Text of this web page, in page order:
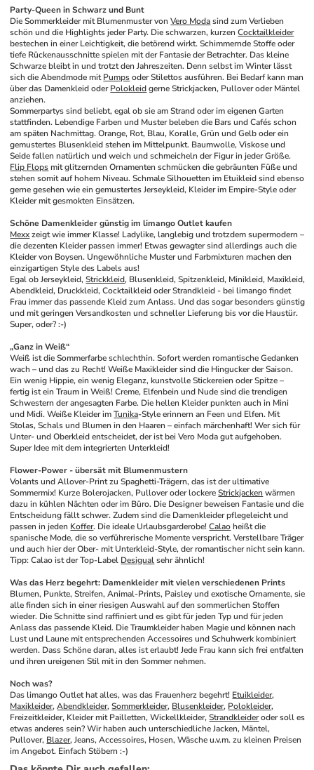
Party-Queen in Schwarz und Bunt
Die Sommerkleider mit Blumenmuster von Vero Moda sind zum Verlieben
schön und die Highlights jeder Party. Die schwarzen, kurzen Cocktailkleider
bestechen in einer Leichtigkeit, die betörend wirkt. Schimmernde Stoffe oder
tiefe Rückenausschnitte spielen mit der Fantasie der Betrachter. Das kleine
Schwarze bleibt in und trotzt den Jahreszeiten. Denn selbst im Winter lässt
sich die Abendmode mit Pumps oder Stilettos ausführen. Bei Bedarf kann man
über das Damenkleid oder Polokleid gerne Strickjacken, Pullover oder Mäntel
anziehen.
Sommerpartys sind beliebt, egal ob sie am Strand oder im eigenen Garten
stattfinden. Lebendige Farben und Muster beleben die Bars und Cafés schon
am späten Nachmittag. Orange, Rot, Blau, Koralle, Grün und Gelb oder ein
gemustertes Blusenkleid stehen im Mittelpunkt. Baumwolle, Viskose und
Flip Flops mit glitzernden Ornamenten schmücken die gebräunten Füße und
stehen somit auf hohem Niveau. Schmale Silhouetten im Etuikleid sind ebenso
gerne gesehen wie ein gemustertes Jerseykleid, Kleider im Empire-Style oder
Kleider mit gesmokten Einsätzen.
Schöne Damenkleider günstig im limango Outlet kaufen
Mexx zeigt wie immer Klasse! Ladylike, langlebig und trotzdem supermodern –
die dezenten Kleider passen immer! Etwas gewagter sind allerdings auch die
Kleider von Boysen. Ungewöhnliche Muster und Farbmixturen machen den
einzigartigen Style des Labels aus!
Egal ob Jerseykleid, Strickkleid, Blusenkleid, Spitzenkleid, Minikleid, Maxikleid,
Abendkleid, Druckkleid, Cocktailkleid oder Strandkleid - bei limango findet
Frau immer das passende Kleid zum Anlass. Und das sogar besonders günstig
und mit geringen Versandkosten und schneller Lieferung bis vor die Haustür.
Super, oder? :-)
„Ganz in Weiß“
Weiß ist die Sommerfarbe schlechthin. Sofort werden romantische Gedanken
wach – und das zu Recht! Weiße Maxikleider sind die Hingucker der Saison.
Ein wenig Hippie, ein wenig Eleganz, kunstvolle Stickereien oder Spitze –
fertig ist ein Traum in Weiß! Creme, Elfenbein und Nude sind die trendigen
Schwestern der angesagten Farbe. Die hellen Kleider punkten auch in Mini
und Midi. Weiße Kleider im Tunika-Style erinnern an Feen und Elfen. Mit
Stolas, Schals und Blumen in den Haaren – einfach märchenhaft! Wer sich für
Unter- und Oberkleid entscheidet, der ist bei Vero Moda gut aufgehoben.
Super Idee mit dem integrierten Unterkleid!
Flower-Power - übersät mit Blumenmustern
Volants und Allover-Print zu Spaghetti-Trägern, das ist der ultimative
Sommermix! Kurze Bolerojacken, Pullover oder lockere Strickjacken wärmen
dazu in kühlen Nächten oder im Büro. Die Designer beweisen Fantasie und die
Entscheidung fällt schwer. Zudem sind die Damenkleider pflegeleicht und
passen in jeden Koffer. Die ideale Urlaubsgarderobe! Calao heißt die
spanische Mode, die so verführerische Momente verspricht. Verstellbare Träger
und auch hier der Ober- mit Unterkleid-Style, der romantischer nicht sein kann.
Tipp: Calao ist der Top-Label Desigual sehr ähnlich!
Was das Herz begehrt: Damenkleider mit vielen verschiedenen Prints
Blumen, Punkte, Streifen, Animal-Prints, Paisley und exotische Ornamente, sie
alle finden sich in einer riesigen Auswahl auf den sommerlichen Stoffen
wieder. Die Schnitte sind raffiniert und es gibt für jeden Typ und für jeden
Anlass das passende Kleid. Die Traumkleider haben Magie und können nach
Lust und Laune mit entsprechenden Accessoires und Schuhwerk kombiniert
werden. Dass Schöne daran, alles ist erlaubt! Jede Frau kann sich frei entfalten
und ihren ureigenen Stil mit in den Sommer nehmen.
Noch was?
Das limango Outlet hat alles, was das Frauenherz begehrt! Etuikleider
Maxikleider, Abendkleider, Sommerkleider, Blusenkleider, Polokleider,
Freizeitkleider, Kleider mit Pailletten, Wickellkleider, Strandkleider oder soll es
etwas anderes sein? Wir haben auch unterschiedliche Jacken, Mäntel,
Pullover, Blazer, Jeans, Accessoires, Hosen, Wäsche u.v.m. zu kleinen Preisen
im Angebot. Einfach Stöbern :-)